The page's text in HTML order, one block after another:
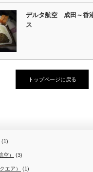
デルタ航空 成田～香
ス
トップページに戻る
(1)
空） (3)
エア） (1)